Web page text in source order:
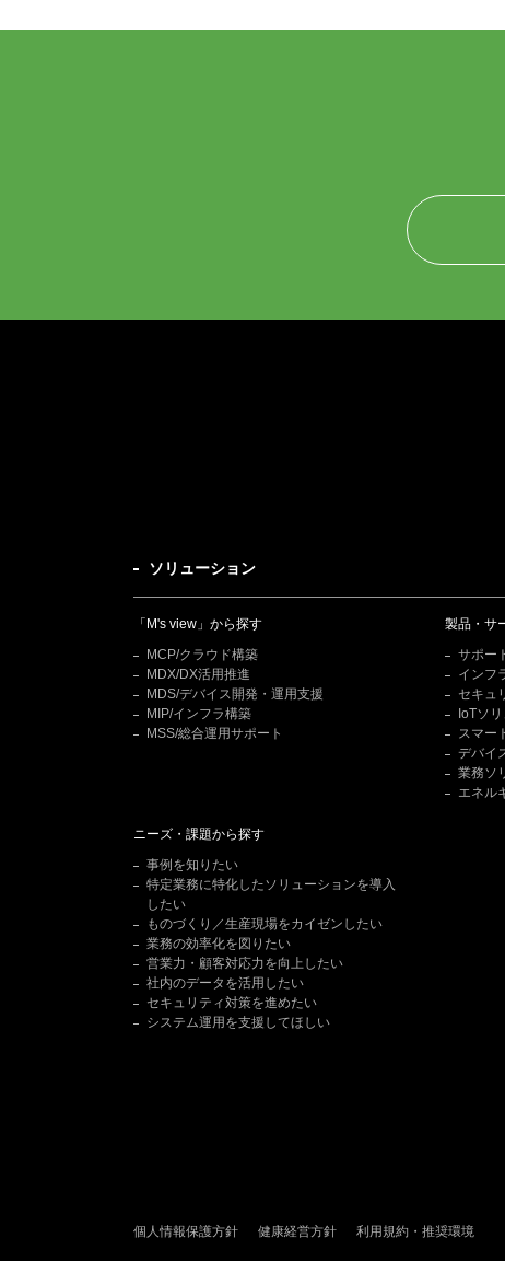
ソリューション
「M's view」から探す
MCP/クラウド構築
MDX/DX活用推進
MDS/デバイス開発・運用支援
MIP/インフラ構築
MSS/総合運用サポート
製品・サ
サポー
インフ
セキュ
IoTソ
スマー
デバイ
業務ソ
エネル
ニーズ・課題から探す
事例を知りたい
特定業務に特化したソリューションを導入
したい
ものづくり／生産現場をカイゼンしたい
業務の効率化を図りたい
営業力・顧客対応力を向上したい
社内のデータを活用したい
セキュリティ対策を進めたい
システム運用を支援してほしい
個人情報保護方針 健康経営方針 利用規約・推奨環境